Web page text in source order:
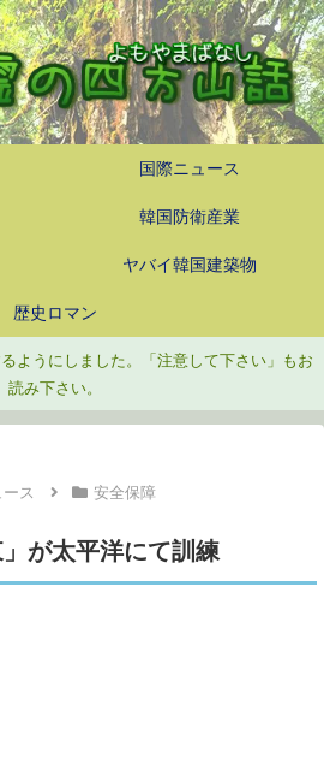
国際ニュース
韓国防衛産業
ヤバイ韓国建築物
歴史ロマン
ようにしました。「注意して下さい」もお
読み下さい。
ス 安全保障
が太平洋にて訓練